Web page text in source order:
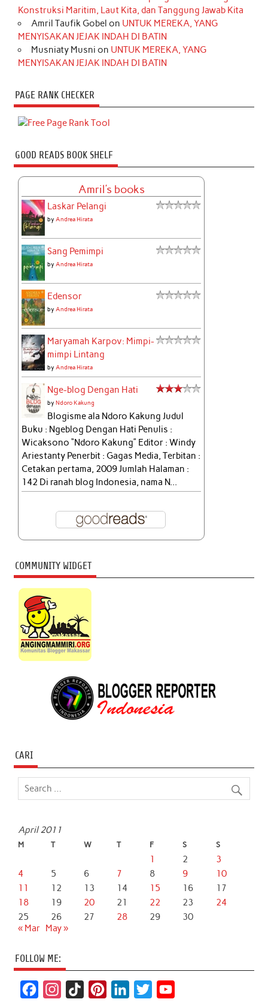
Konstruksi Maritim, Laut Kita, dan Tanggung Jawab Kita
Amril Taufik Gobel on UNTUK MEREKA, YANG
MENYISAKAN JEJAK INDAH DI BATIN
Musniaty Musni on UNTUK MEREKA, YANG
MENYISAKAN JEJAK INDAH DI BATIN
PAGE RANK CHECKER
GOOD READS BOOK SHELF
Amril's books
Laskar Pelangi
byAndrea Hirata
Sang Pemimpi
byAndrea Hirata
Edensor
byAndrea Hirata
Maryamah Karpov: Mimpi-
mimpi Lintang
byAndrea Hirata
Nge-blog Dengan Hati
byNdoro Kakung
Blogisme ala Ndoro Kakung Judul
Buku : Ngeblog Dengan Hati Penulis :
Wicaksono “Ndoro Kakung” Editor : Windy
Ariestanty Penerbit : Gagas Media, Terbitan :
Cetakan pertama, 2009 Jumlah Halaman :
142 Di ranah blog Indonesia, nama N...
COMMUNITY WIDGET
CARI
April 2011
M T W T F S S
1 2
3
4
5 6 7 8 9
10
11
12 13 14 15 16
17
18
19 20 21 22 23
24
25
26 27 28 29
30
« Mar
May »
FOLLOW ME: